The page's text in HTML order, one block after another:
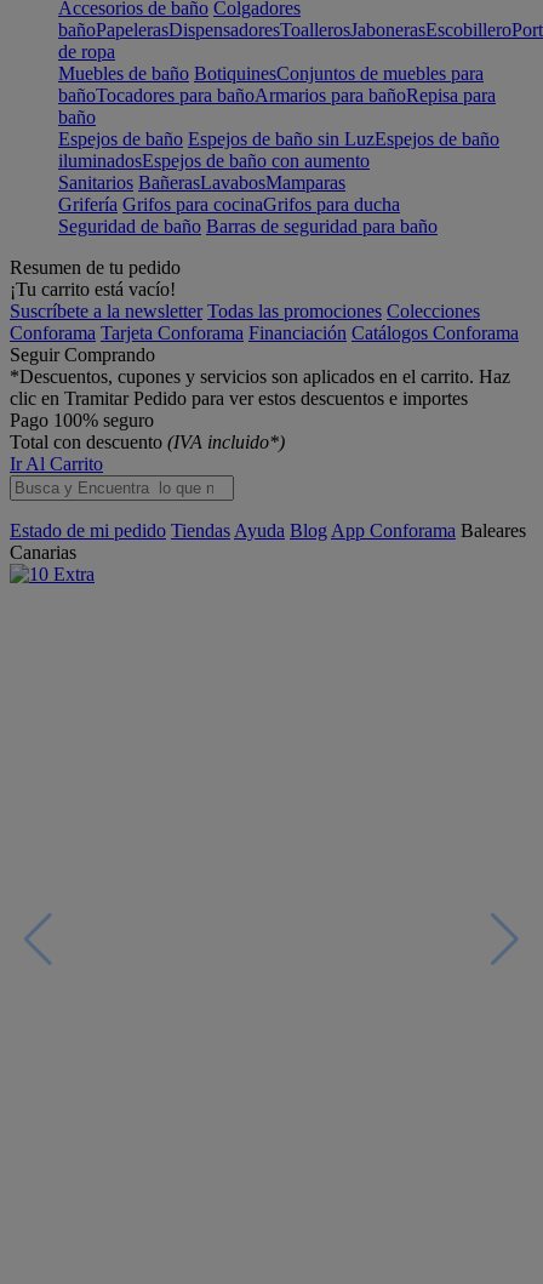
Accesorios de baño Colgadores
bañoPapelerasDispensadoresToallerosJabonerasEscobillero
de ropa
Muebles de baño BotiquinesConjuntos de muebles para
bañoTocadores para bañoArmarios para bañoRepisa para
baño
Espejos de baño Espejos de baño sin LuzEspejos de baño
iluminadosEspejos de baño con aumento
Sanitarios BañerasLavabosMamparas
Grifería Grifos para cocinaGrifos para ducha
Seguridad de baño Barras de seguridad para baño
Resumen de tu pedido
¡Tu carrito está vacío!
Suscríbete a la newsletter Todas las promociones Colecciones
Conforama Tarjeta Conforama Financiación Catálogos Conforama
Seguir Comprando
*Descuentos, cupones y servicios son aplicados en el carrito. Haz
clic en Tramitar Pedido para ver estos descuentos e importes
Pago 100% seguro
Total con descuento (IVA incluido*)
Ir Al Carrito
Estado de mi pedido Tiendas Ayuda Blog App Conforama Baleares
Canarias